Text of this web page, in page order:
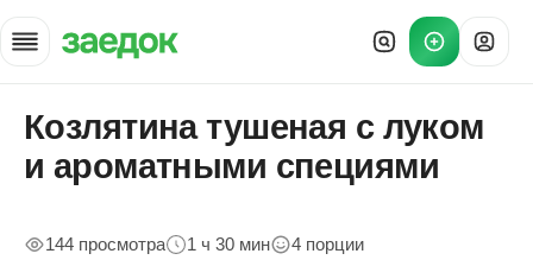
Главная
»
Рецепты
Козлятина тушеная с луком
и ароматными специями
144 просмотра 1 ч 30 мин 4 порции